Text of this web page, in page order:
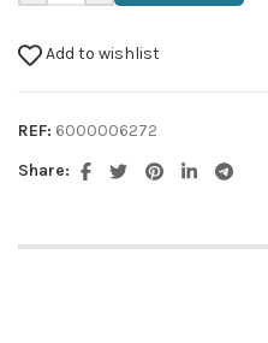
Add to wishlist
REF: 6000006272
Share: